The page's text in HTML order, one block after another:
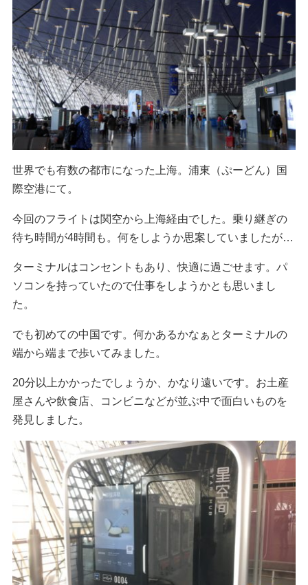
世界でも有数の都市になった上海。浦東（ぷーどん）国
際空港にて。
今回のフライトは関空から上海経由でした。乗り継ぎの
待ち時間が4時間も。何をしようか思案していましたが…
ターミナルはコンセントもあり、快適に過ごせます。パ
ソコンを持っていたので仕事をしようかとも思いまし
た。
でも初めての中国です。何かあるかなぁとターミナルの
端から端まで歩いてみました。
20分以上かかったでしょうか、かなり遠いです。 お土産
屋さんや飲食店、コンビニなどが並ぶ中で面白いものを
発見しました。